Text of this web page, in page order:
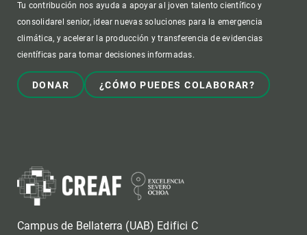
Tu contribución nos ayuda a apoyar al joven talento científico y
consolidarel senior, idear nuevas soluciones para la emergencia
climática, y acelerar la producción y transferencia de evidencias
científicas para tomar decisiones informadas.
DONAR ¿CÓMO PUEDES COLABORAR?
Campus de Bellaterra (UAB) Edifici C